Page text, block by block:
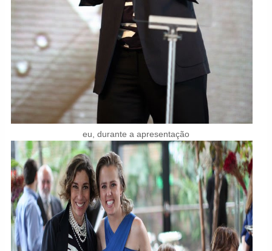
eu, durante a apresentação